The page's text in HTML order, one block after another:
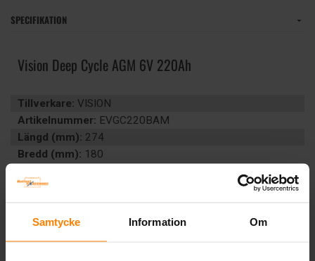
Samtycke Information Om
SPECIFIKATION
Vision Deep Cycle AGM 6V 220Ah
Tillverkare: VISION
Artikelnummer: EVGC220BAM
Längd (mm): 274
Bredd (mm): 180
Vikt:28 kg
Volt:6
Polställning:0 (+ höger)